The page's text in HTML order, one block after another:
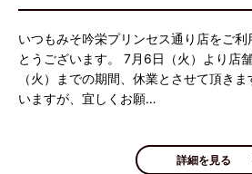
いつもみそ吟栄プリンセス通り店をご
とうございます。 7月6日（火）より店
（火）までの期間、休業とさせて頂き
いますが、宜しくお願…
詳細を見る